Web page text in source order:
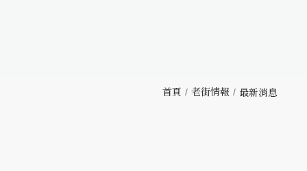
首頁 老街情報 最新消息